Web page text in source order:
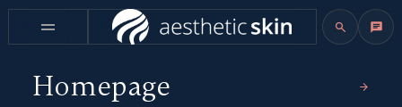
Homepage